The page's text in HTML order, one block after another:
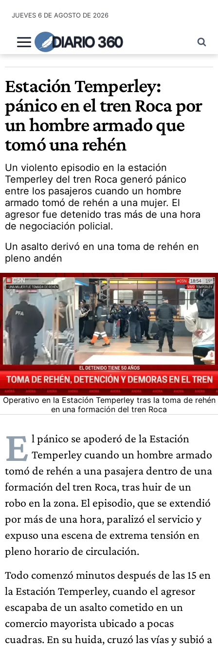
contenido
JUEVES 6 DE AGOSTO DE 2026
DIARIO 360
Estación Temperley:
pánico en el tren Roca por
un hombre armado que
tomó una rehén
Un violento episodio en la estación
Temperley del tren Roca generó pánico
entre los pasajeros cuando un hombre
armado tomó de rehén a una mujer. El
agresor fue detenido tras más de una hora
de negociación policial.
Un asalto derivó en una toma de rehén en
pleno andén
Operativo en la Estación Temperley tras la toma de rehén
en una formación del tren Roca
E l pánico se apoderó de la Estación
Temperley cuando un hombre armado
tomó de rehén a una pasajera dentro de una
formación del tren Roca, tras huir de un
robo en la zona. El episodio, que se extendió
por más de una hora, paralizó el servicio y
expuso una escena de extrema tensión en
pleno horario de circulación.
Todo comenzó minutos después de las 15 en
la Estación Temperley, cuando el agresor
escapaba de un asalto cometido en un
comercio mayorista ubicado a pocas
cuadras. En su huida, cruzó las vías y subió a